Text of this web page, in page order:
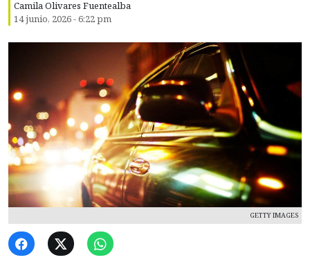
Camila Olivares Fuentealba
14 junio, 2026 - 6:22 pm
GETTY IMAGES